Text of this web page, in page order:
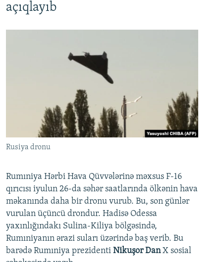
açıqlayıb
Rusiya dronu
Rumıniya Hərbi Hava Qüvvələrinə məxsus F-16
qırıcısı iyulun 26-da səhər saatlarında ölkənin hava
məkanında daha bir dronu vurub. Bu, son günlər
vurulan üçüncü drondur. Hadisə Odessa
yaxınlığındakı Sulina-Kiliya bölgəsində,
Rumıniyanın ərazi suları üzərində baş verib. Bu
barədə Rumıniya prezidenti Nikuşor DanX sosial